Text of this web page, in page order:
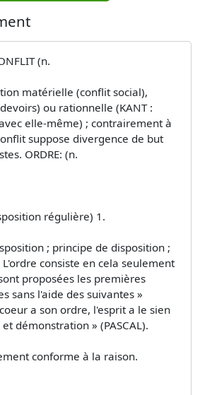
(n.
matérielle (conflit social),
ou rationnelle (KANT :
elle-même) ; contrairement à
suppose divergence de but
ORDRE: (n.
régulière) 1.
; principe de disposition ;
consiste en cela seulement
proposées les premières
sans l'aide des suivantes »
coeur a son ordre, l'esprit a le sien
démonstration » (PASCAL).
conforme à la raison.